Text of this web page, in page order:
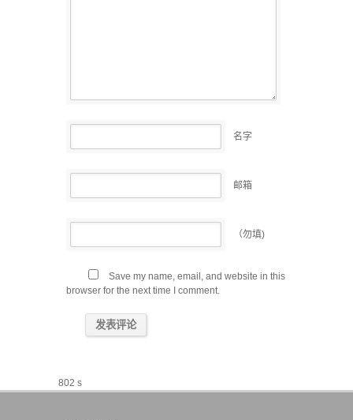
名字
邮箱
（勿填)
Save my name, email, and website in this
browser for the next time I comment.
802 s